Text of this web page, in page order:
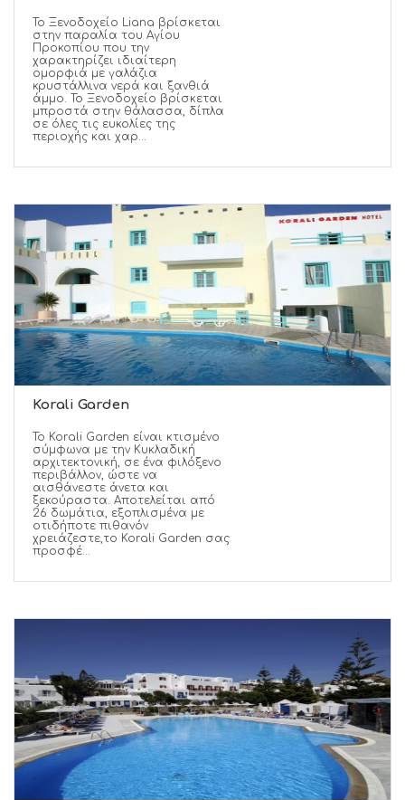
Το Ξενοδοχείο Liana βρίσκεται
στην παραλία του Αγίου
Προκοπίου που την
χαρακτηρίζει ιδιαίτερη
ομορφιά με γαλάζια
κρυστάλλινα νερά και ξανθιά
άμμο. Το Ξενοδοχείο βρίσκεται
μπροστά στην θάλασσα, δίπλα
σε όλες τις ευκολίες της
περιοχής και χαρ...
Korali Garden
Το Korali Garden είναι κτισμένο
σύμφωνα με την Κυκλαδική
αρχιτεκτονική, σε ένα φιλόξενο
περιβάλλον, ώστε να
αισθάνεστε άνετα και
ξεκούραστα. Αποτελείται από
26 δωμάτια, εξοπλισμένα με
οτιδήποτε πιθανόν
χρειάζεστε,το Korali Garden σας
προσφέ...